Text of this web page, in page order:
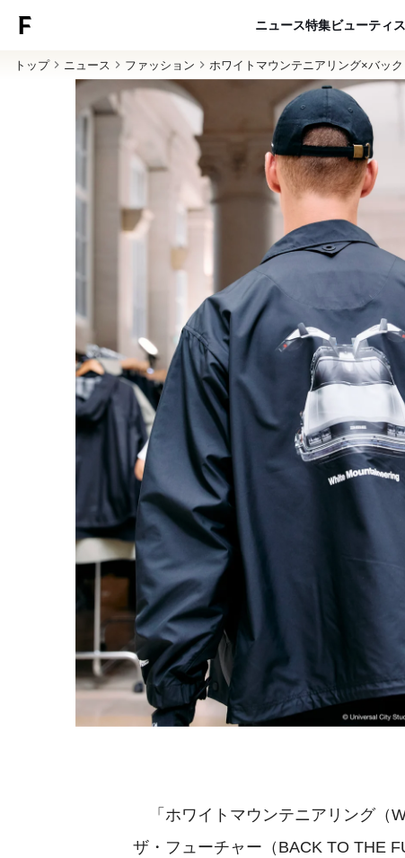
ニュース特集ビューティ
トップ ニュース ファッション ホワイトマウンテニアリング×バッ
「ホワイトマウンテニアリング（
ザ・フューチャー（BACK TO THE